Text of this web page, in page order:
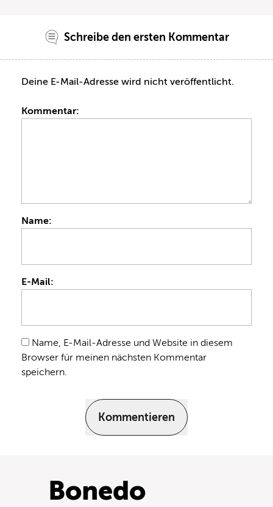
Schreibe den ersten Kommentar
Deine E-Mail-Adresse wird nicht veröffentlicht.
Kommentar:
Name:
E-Mail:
Name, E-Mail-Adresse und Website in diesem
Browser für meinen nächsten Kommentar
speichern.
Kommentieren
Bonedo